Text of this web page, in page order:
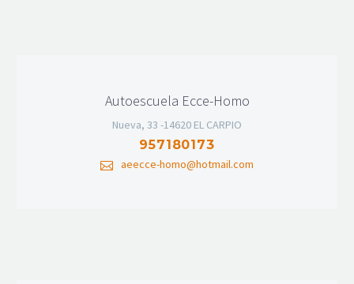
Autoescuela Ecce-Homo
Nueva, 33 -14620 EL CARPIO
957180173
aeecce-homo@hotmail.com